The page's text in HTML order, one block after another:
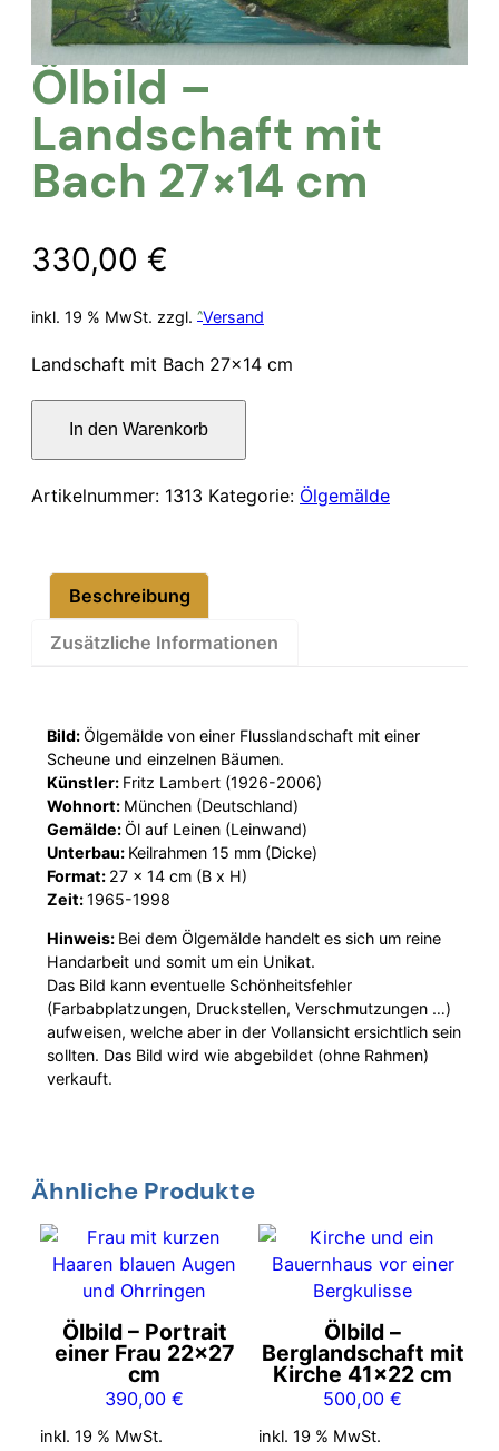
Ölbild –
Landschaft mit
Bach 27×14 cm
330,00 €
inkl. 19 % MwSt. zzgl. Versand
Landschaft mit Bach 27×14 cm
Landschaft
mit
cm
Menge
In den Warenkorb
Artikelnummer: 1313 Kategorie: Ölgemälde
Beschreibung
Zusätzliche Informationen
Bild:Ölgemälde von einer Flusslandschaft mit einer
Scheune und einzelnen Bäumen.
Künstler: Fritz Lambert (1926-2006)
Wohnort: München (Deutschland)
Gemälde:Öl auf Leinen (Leinwand)
Unterbau: Keilrahmen 15 mm (Dicke)
Format: 27 x 14 cm (B x H)
Zeit:1965-1998
Hinweis: Bei dem Ölgemälde handelt es sich um reine
Handarbeit und somit um ein Unikat.
Das Bild kann eventuelle Schönheitsfehler
(Farbabplatzungen, Druckstellen, Verschmutzungen …)
aufweisen, welche aber in der Vollansicht ersichtlich sein
sollten. Das Bild wird wie abgebildet (ohne Rahmen)
verkauft.
Ähnliche Produkte
Ölbild – Portrait
einer Frau 22×27
cm
390,00€
inkl. 19 % MwSt.
Ölbild –
Berglandschaft mit
Kirche 41×22 cm
500,00€
inkl. 19 % MwSt.